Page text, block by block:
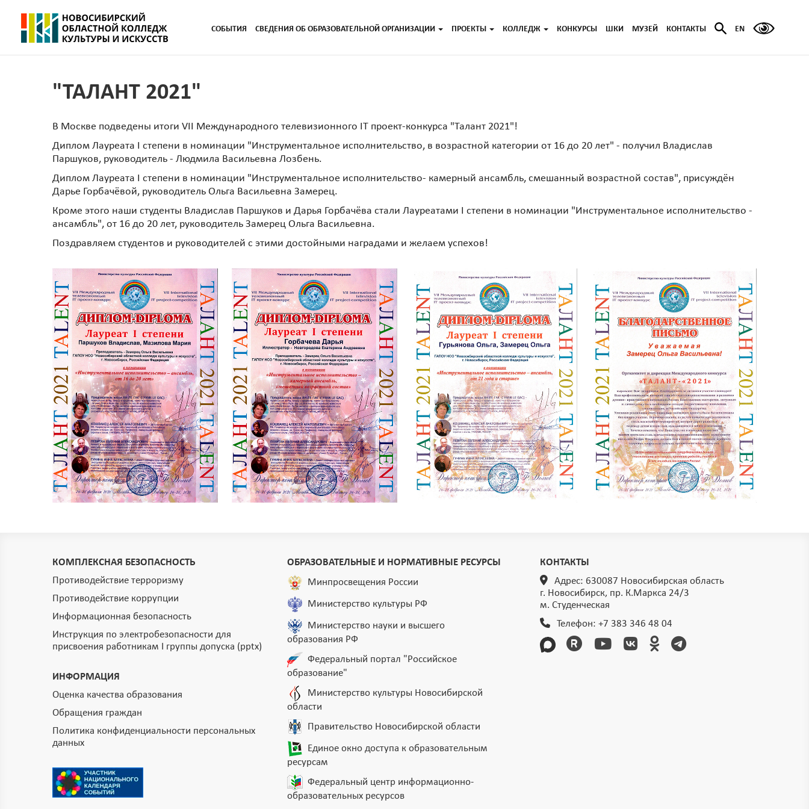
СОБЫТИЯ СВЕДЕНИЯ ОБ ОБРАЗОВАТЕЛЬНОЙ ОРГАНИЗАЦИИ ПРОЕКТЫ КОЛЛЕДЖ КОНКУРСЫ ШКИ МУЗЕЙ КОНТАКТЫ EN
"ТАЛАНТ 2021"
В Москве подведены итоги VII Международного телевизионного IT проект-конкурса "Талант 2021"!
Диплом Лауреата I степени в номинации "Инструментальное исполнительство, в возрастной категории от 16 до 20 лет" - получил Владислав
Паршуков, руководитель - Людмила Васильевна Лозбень.
Диплом Лауреата I степени в номинации "Инструментальное исполнительство- камерный ансамбль, смешанный возрастной состав", присуждён
Дарье Горбачёвой, руководитель Ольга Васильевна Замерец.
Кроме этого наши студенты Владислав Паршуков и Дарья Горбачёва стали Лауреатами I степени в номинации "Инструментальное исполнительство -
ансамбль", от 16 до 20 лет, руководитель Замерец Ольга Васильевна.
Поздравляем студентов и руководителей с этими достойными наградами и желаем успехов!
КОМПЛЕКСНАЯ БЕЗОПАСНОСТЬ
Противодействие терроризму
Противодействие коррупции
Информационная безопасность
Инструкция по электробезопасности для
присвоения работникам I группы допуска (pptx)
ИНФОРМАЦИЯ
Оценка качества образования
Обращения граждан
Политика конфиденциальности персональных
данных
ОБРАЗОВАТЕЛЬНЫЕ И НОРМАТИВНЫЕ РЕСУРСЫ
Минпросвещения России
Министерство культуры РФ
Министерство науки и высшего
образования РФ
Федеральный портал "Российское
образование"
Министерство культуры Новосибирской
области
Правительство Новосибирской области
Единое окно доступа к образовательным
ресурсам
Федеральный центр информационно-
образовательных ресурсов
КОНТАКТЫ
Адрес: 630087 Новосибирская область
г. Новосибирск, пр. К.Маркса 24/3
м. Студенческая
Телефон: +7 383 346 48 04